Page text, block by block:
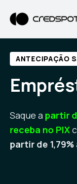
ANTECIPAÇÃO
Saque a partir
receba no PIX
partir de 1,79%